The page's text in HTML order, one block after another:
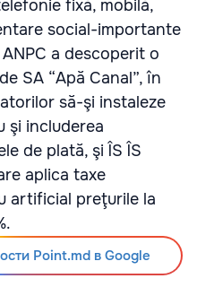
fixă, mobilă,
social-importante
a descoperit o
SA “Apă Canal”, în
să-şi instaleze
şi includerea
de plată, şi ÎS ÎS
aplica taxe
artificial preţurile la
Point.md в Google